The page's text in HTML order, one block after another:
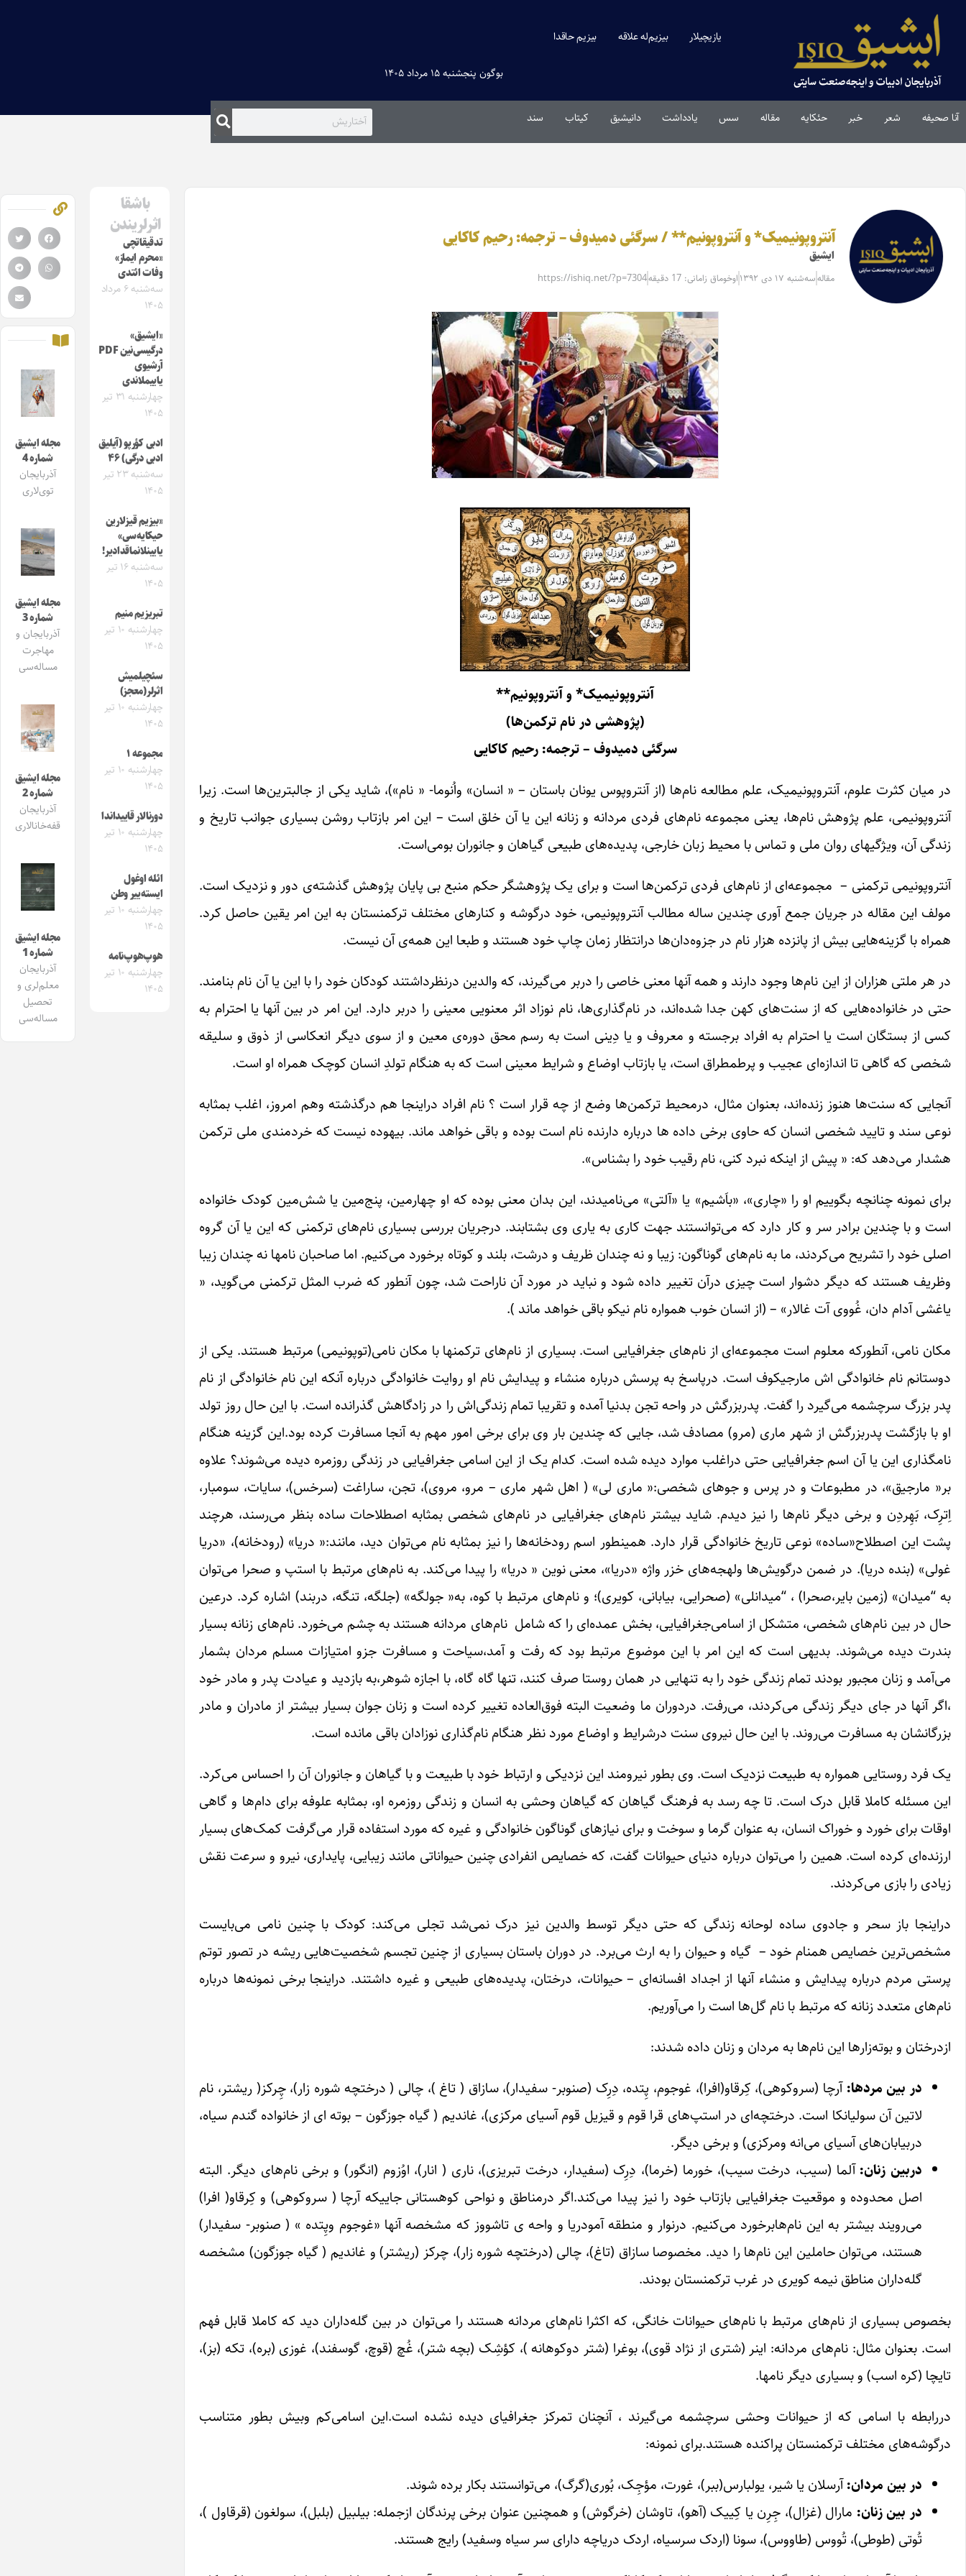
یازیچیلار بیزیم‌له علاقه بیزیم حاقدا
بوگون پنجشنبه ۱۵ مرداد ۱۴۰۵
آنا صحیفه شعر خبر حئکایه مقاله‌ سس یادداشت دانیشیق کیتاب سند
آنتروپونیمیک* و آنتروپونیم** / سرگئی د‌‌‌‌میدوف – ترجمه: رحیم کاکایی
ایشیق
مقاله‌سه‌شنبه ۱۷ دی ۱۳۹۲ اوخوماق زامانی: 17 دقیقه https://ishiq.net/?p=7304
آنتروپونیمیک* و آنتروپونیم**
(پژوهشی در نام ترکمن‌ها)
سرگئی د‌‌‌‌میدوف – ترجمه: رحیم کاکایی
در ‌میان کثرت علوم، آنتروپونیمیک، علم مطالعه نام‌ها (از آنتروپوس یونان باستان – « انسان» واُنوما- « نام»)، شاید یکی از جالبترین‌ها است. زیرا
آنتروپونیمی، علم پژوهش نام‌ها، یعنی مجموعه نام‌های فردی مردانه و زنانه این یا آن خلق است – این امر بازتاب روشن بسیاری جوانب تاریخ و
زندگی آن، ویژگیهای روان ملی و تماس با محیط زبان خارجی، پدیده‌های طبیعی گیاهان و جانوران بومی‌است.
آنتروپونیمی ‌ترکمنی – مجموعه‌ای از نام‌های فردی ترکمن‌ها است و برای یک پژوهشگر حکم منبع بی پایان پژوهش گذشته‌ی دور و نزدیک است.
مولف این مقاله در جریان جمع آوری چندین ساله مطالب آنتروپونیمی، خود درگوشه و کنارهای مختلف ترکمنستان به این امر یقین حاصل کرد.
همراه با گزینه‌هایی بیش از پانزده هزار نام در جزوه‌دان‌ها درانتظار زمان چاپ خود هستند و طبعا این همه‌ی آن نیست.
در هر ملتی هزاران از این نام‌ها وجود دارند و همه آنها معنی خاصی را دربر ‌می‌‌گیرند، که والد‌ین درنظرداشتند کودکان خود را با این یا آن نام بنامند.
حتی در خانواده‌هایی که از سنت‌های کهن جدا شده‌اند، در نام‌گذاری‌ها، نام نوزاد اثر معنویی معینی را دربر دارد. این امر در بین آنها یا احترام به
کسی از بستگان است یا احترام به افراد برجسته و معروف و یا دِینی است به رسم محق دوره‌ی معین و از سوی دیگر انعکاسی از ذوق و سلیقه
شخصی که گاهی تا اندازه‌ای عجیب و پرطمطراق است، یا بازتاب اوضاع و شرایط معینی است که به هنگام تولدِ انسان کوچک همراه او است.
آنجایی که سنت‌ها هنوز زنده‌اند، بعنوان مثال، درمحیط ترکمن‌ها وضع از چه قرار است ؟ نام افراد دراینجا هم درگذشته وهم امروز، اغلب بمثابه
نوعی سند و تایید شخصی انسان که حاوی برخی داده ها درباره دارنده نام است بوده و باقی خواهد ماند. بیهوده نیست که خردمندی ملی ترکمن
هشدار ‌می‌دهد که: « پیش از اینکه نبرد کنی، نام رقیب خود را بشنا‌س».
برای نمونه چنانچه بگوییم او را «چاری»، «باَشیم» یا «آلتی» می‌نا‌میدند، این بدان معنی بوده که او چهار‌مین، پنج‌مین یا شش‌مین کودک خانواده
است و با چندین برادر سر و کار دارد که ‌می‌توانستند جهت کاری به یاری وی بشتابند. درجریان بررسی بسیاری نام‌های ترکمنی که این یا آن گروه
اصلی خود را تشریح ‌می‌کردند، ما به نام‌های گوناگون: زیبا و نه چندان ظریف و درشت، بلند و کوتاه برخورد می‌کنیم. اما صاحبان نامها نه چندان زیبا
وظریف هستند که دیگر دشوار است چیزی درآن تغییر داده شود و نباید در مورد آن ناراحت شد، چون آنطور که ضرب المثل ترکمنی ‌می‌گوید، «
یاغشی آدام دان، غُووی آت غالار» – (از انسان خوب همواره نام نیکو باقی خواهد ماند ).
مکان نامی، آنطورکه معلوم است مجموعه‌ای از نام‌های جغرافیایی است. بسیاری از نام‌های ترکمنها با مکان نامی‌(توپونیمی) مرتبط هستند. یکی از
دوستانم نام خانوادگی اش مارجیکوف است. درپاسخ به پرسش درباره منشاء و پیدایش نام او روایت خانوادگی درباره آنکه این نام خانوادگی از نام
پدر بزرگ سرچشمه می‌گیرد را گفت. پدربزرگش در واحه تجن بدنیا آمده و تقریبا تمام زندگی‌اش را در زادگاهش گذرانده است. با این حال روز تولد
او با بازگشت پدربزرگش از شهر ماری (مرو) مصادف شد، جایی که چندین بار وی برای برخی امور مهم به آنجا مسافرت کرده بود.این گزینه هنگام
نامگذاری این یا آن اسم جغرافیایی حتی دراغلب موارد دیده شده است. کدام یک از این اسامی ‌جغرافیایی در زندگی روزمره دیده ‌می‌شوند؟ علاوه
بر« مارجیق»، در مطبوعات و در پرس و جوهای شخصی:« ماری لی» ( اهل شهر ماری – مرو، مروی)، تجن، ساراغت (سرخس)، سایات، سومبار،
اِترِک، بَهِردِن و برخی دیگر نام‌ها را نیز دیدم. شاید بیشتر نام‌های جغرافیایی در نام‌های شخصی بمثابه اصطلاحات ساده بنظر ‌می‌رسند، هرچند
پشت این اصطلاح«ساده» نوعی تاریخ خانوادگی قرار دارد. همینطور اسم رودخانه‌ها را نیز بمثابه نام ‌می‌توان دید، مانند:« دریا» (رودخانه)، «دریا
غولی» (بنده دریا). در ضمن درگویش‌ها ولهجه‌های خزر واژه «دریا»، معنی نوین « دریا» را پیدا می‌کند. به نام‌های مرتبط با استپ و صحرا ‌می‌توان
به “میدان» (ز‌مین بایر،صحرا) ، “میدانلی» (صحرایی، بیابانی، کویری)؛ و نام‌های مرتبط با کوه، به« جولگه» (جلگه، تنگه، دربند) اشاره کرد. درعین
حال در بین نام‌های شخصی، متشکل از اسامی‌جغرافیایی، بخش عمده‌ای را که شامل نام‌های مردانه هستند به چشم می‌خورد. نام‌های زنانه بسیار
بندرت دیده ‌می‌شوند. بدیهی است که این امر با این موضوع مرتبط بود که رفت و آمد،سیاحت و مسافرت جزو امتیازات مسلم مردان بشمار
‌می‌آمد و زنان مجبور بودند تمام زندگی خود را به تنهایی در همان روستا صرف کنند، تنها گاه گاه، با اجازه شوهر،به بازدید و عیادت پدر و مادر خود
،اگر آنها در جای دیگر زندگی می‌کردند، ‌می‌رفت. دردوران ما وضعیت البته فوق‌العاده تغییر کرده است و زنان جوان بسیار بیشتر از مادران و مادر
بزرگانشان به مسافرت ‌می‌روند. با این حال نیروی سنت درشرایط و اوضاع مورد نظر هنگام نام‌گذاری نوزادان باقی مانده است.
یک فرد روستایی همواره به طبیعت نزد‌یک است. وی بطور نیرومند این نزد‌یکی و ارتباط خود با طبیعت و با گیاهان و جانوران آن را احساس ‌می‌کرد.
این مسئله کاملا قابل درک است. تا چه رسد به فرهنگ گیاهان که گیاهان وحشی به انسان و زندگی روزمره او، بمثابه علوفه برای دام‌ها و گاهی
اوقات برای خورد و خوراک انسان، به عنوان گرما و سوخت و برای نیازهای گوناگون خانوادگی و غیره که مورد استفاده قرار می‌گرفت کمک‌های بسیار
ارزنده‌ای کرده است. همین را ‌می‌توان درباره دنیای حیوانات گفت، که خصایص انفرادی چنین حیواناتی مانند زیبایی، پایداری، نیرو و سرعت نقش
زیادی را بازی ‌می‌کردند.
دراینجا باز سحر و جادوی ساده لوحانه زندگی که حتی دیگر توسط والدین نیز درک نمی‌شد تجلی می‌کند: کودک با چنین نامی‌ می‌بایست
مشخص‌ترین خصایص همنام خود – گیاه و حیوان را به ارث می‌برد. در دوران باستان بسیاری از چنین تجسم شخصیت‌هایی ریشه در تصور توتم
پرستی مردم درباره پیدایش و منشاء آنها از اجداد افسانه‌ای – حیوانات، درختان، پدیده‌های طبیعی و غیره داشتند. دراینجا برخی نمونه‌ها درباره
نام‌های متعدد زنانه که مرتبط با نام گل‌ها است را می‌آوریم.
ازدرختان و بوته‌زارها این نام‌ها به مردان و زنان داده شدند:
در بین مردها: آرچا (سروکوهی)، کِرقاو(افرا)، غوجوم، پِتده، دِرِک (صنوبر- سفیدار)، سازاق ( تاغ )، چالی ( درختچه شوره زار)، چِرکز( ریشتر، نام
لاتین آن سولیانکا است. درختچه‌ای در استپ‌های قرا قوم و قیزیل قوم آسیای مرکزی)، غاندیم ( گیاه جوزگون – بوته ای از خانواده گندم سیاه،
دربیابان‌های آسیای ‌می‌انه ومرکزی) و برخی دیگر.
دربین زنان: آلما (سیب، درخت سیب)، خورما (خرما)، دِرِک (سفیدار، درخت تبریزی)، ناری ( انار)، اوُزوم (انگور) و برخی نام‌های دیگر. البته
اصل محدوده و موقعیت جغرافیایی بازتاب خود را نیز پیدا می‌کند.اگر درمناطق و نواحی کوهستانی جاییکه آرچا ( سروکوهی) و کِرقاو( افرا)
می‌رویند بیشتر به این نام‌هابرخورد می‌کنیم. درنوار و منطقه آمودریا و واحه ی تاشووز که مشخصه آنها «غوجوم وپِتده » ( صنوبر- سفیدار)
هستند، ‌می‌توان حاملین این نام‌ها را دید. مخصوصا سازاق (تاغ)، چالی (درختچه شوره زار)، چرکز (ریشتر) و غاندیم ( گیاه جوزگون) مشخصه
گله‌داران مناطق نیمه کویری در غرب ترکمنستان بودند.
بخصوص بسیاری از نام‌های مرتبط با نام‌های حیوانات خانگی، که اکثرا نام‌های مردانه هستند را ‌می‌توان در بین گله‌داران دید که کاملا قابل فهم
است. بعنوان مثال: نام‌های مردانه: اینر (شتری از نژاد قوی)، بوغرا (شتر دوکوهانه )، کؤشِک (بچه شتر)، غُچ (قوچ، گوسفند)، غوزی (بره)، تکه (بز)،
تایچا (کره اسب) و بسیاری دیگر نامها.
دررابطه با اسامی ‌که از حیوانات وحشی سرچشمه ‌می‌گیرند ، آنچنان تمرکز جغرافیای دیده نشده است.این اسامی‌کم وبیش بطور متناسب
درگوشه‌های مختلف ترکمنستان پراکنده هستند.برای نمونه:
در بین مردان:آرسلان یا شیر، یولبارس(ببر)، غورت، مؤجِک، بُوری(گرگ)، ‌می‌توانستند بکار برده شوند.
در بین زنان: مارال (غزال)، جِرِن یا کِییک (آهو)، تاوشان (خرگوش) و همچنین عنوان برخی پرندگان ازجمله: بیلبیل (بلبل)، سولغون (قرقاول )،
تُوتی (طوطی)، تُووس (طاووس)، سونا (اردک سرسیاه، اردک دریاچه دارای سر سیاه وسفید) رایج هستند.
باشقا
اثرلریندن
تدقیقاتچی
«محرم ایماز»
وفات ائتدی
سه‌شنبه ۶ مرداد
۱۴۰۵
«ایشیق»
درگیسی‌نین PDF
آرشیوی
یاییملاندی
چهارشنبه ۳۱ تیر
۱۴۰۵
ادبی کؤرپو (آیلیق
ادبی درگی) ۴۶
سه‌شنبه ۲۳ تیر
۱۴۰۵
«بیزیم قیزلارین
حیکایه‌سی»
یایینلانماقدادیر!
سه‌شنبه ۱۶ تیر
۱۴۰۵
تبریزیم منیم
چهارشنبه ۱۰ تیر
۱۴۰۵
سئچیلمیش
اثرلر(معجز)
چهارشنبه ۱۰ تیر
۱۴۰۵
مجموعه ۱
چهارشنبه ۱۰ تیر
۱۴۰۵
دورنالار قاییداندا
چهارشنبه ۱۰ تیر
۱۴۰۵
ائله اوغول
ایسته‌ییر وطن
چهارشنبه ۱۰ تیر
۱۴۰۵
هوپ‌هوپ‌نامه
چهارشنبه ۱۰ تیر
۱۴۰۵
مجله ایشیق
شماره 4
آذربایجان
توی‌لاری
مجله ایشیق
شماره 3
آذربایجان و
مهاجرت
مساله‌سی
مجله ایشیق
شماره 2
آذربایجان
قفه‌خانالاری
مجله ایشیق
شماره 1
آذربایجان
معلم‌لری و
تحصیل
مساله‌سی